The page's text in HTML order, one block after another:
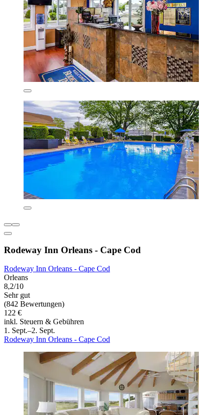
Rodeway Inn Orleans - Cape Cod
Rodeway Inn Orleans - Cape Cod
Orleans
8,2/10
Sehr gut
(842 Bewertungen)
122 €
inkl. Steuern & Gebühren
1. Sept.–2. Sept.
Rodeway Inn Orleans - Cape Cod